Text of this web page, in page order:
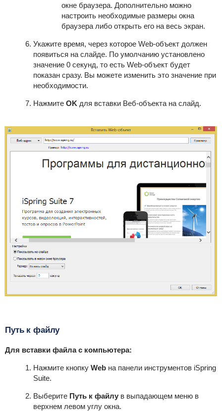
окне браузера. Дополнительно можно
настроить необходимые размеры окна
браузера либо открыть его на весь экран.
Укажите время, через которое Web-объект должен
появиться на слайде. По умолчанию установлено
значение 0 секунд, то есть Web-объект будет
показан сразу. Вы можете изменить это значение при
необходимости.
Нажмите OK для вставки Веб-объекта на слайд.
Путь к файлу
Для вставки файла с компьютера:
Нажмите кнопку Webна панели инструментов iSpring
Suite.
Выберите Путь к файлув выпадающем меню в
верхнем левом углу окна.